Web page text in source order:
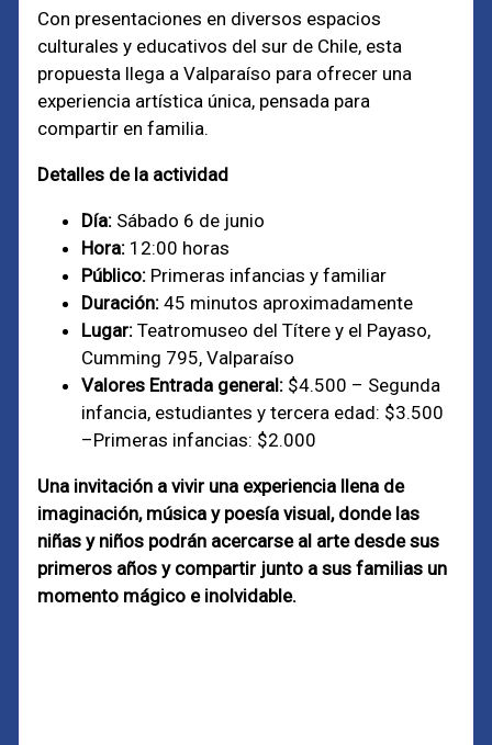
Con presentaciones en diversos espacios
culturales y educativos del sur de Chile, esta
propuesta llega a Valparaíso para ofrecer una
experiencia artística única, pensada para
compartir en familia.
Detalles de la actividad
Día: Sábado 6 de junio
Hora: 12:00 horas
Público: Primeras infancias y familiar
Duración: 45 minutos aproximadamente
Lugar: Teatromuseo del Títere y el Payaso,
Cumming 795, Valparaíso
Valores Entrada general: $4.500 – Segunda
infancia, estudiantes y tercera edad: $3.500
–Primeras infancias: $2.000
Una invitación a vivir una experiencia llena de
imaginación, música y poesía visual, donde las
niñas y niños podrán acercarse al arte desde sus
primeros años y compartir junto a sus familias un
momento mágico e inolvidable.